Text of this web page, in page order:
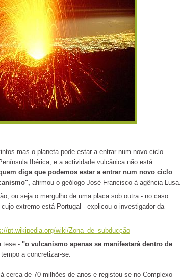
mas o planeta pode estar a entrar num novo ciclo
Ibérica, e a actividade vulcânica não está
diga que podemos estar a entrar num novo ciclo
afirmou o geólogo José Francisco à agência Lusa.
ou seja o mergulho de uma placa sob outra - no caso
extremo está Portugal - explicou o investigador da
pt.wikipedia.org/wiki/Zona_de_subducção
tese - "o vulcanismo apenas se manifestará dentro de
a concretizar-se.
cerca de 70 milhões de anos e registou-se no Complexo